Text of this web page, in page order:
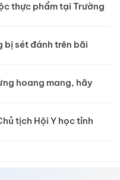
thực phẩm tại Trường
bị sét đánh trên bãi
hoang mang, hãy
tịch Hội Y học tỉnh